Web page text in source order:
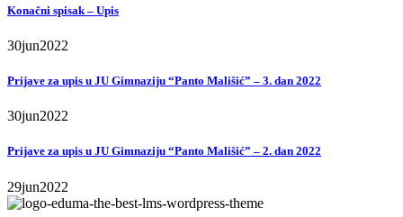
Konačni spisak – Upis
30jun2022
Prijave za upis u JU Gimnaziju “Panto Mališić” – 3. dan 2022
30jun2022
Prijave za upis u JU Gimnaziju “Panto Mališić” – 2. dan 2022
29jun2022